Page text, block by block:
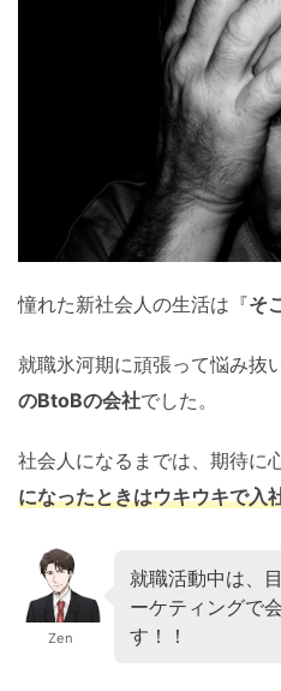
憧れた新社会人の生活は『そこ
就職氷河期に頑張って悩み抜
のBtoBの会社でした。
社会人になるまでは、期待に
になったときはウキウキで入
Zen
就職活動中は、
ーケティングで
す！！